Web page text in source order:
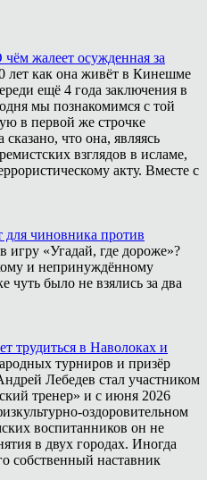
жалеет осужденная за
лет как она живёт в Кинешме
ещё 4 года заключения в
мы познакомимся с той
в первой же строчке
что она, являясь
взглядов в исламе,
акту. Вместе с
для чиновника против
игру «Угадай, где дороже»?
и непринуждённому
чуть было не взялись за два
трудиться в Наволоках и
турниров и призёр
Лебедев стал участником
тренер» и с июня 2026
оздоровительном
воспитанников он не
в двух городах. Иногда
собственный наставник